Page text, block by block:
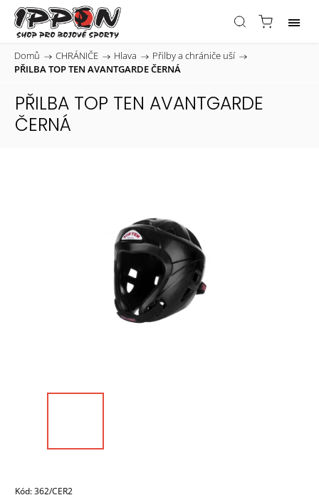
Domů / CHRÁNIČE / Hlava / Přilby a chrániče uší /
PŘILBA TOP TEN AVANTGARDE ČERNÁ
PŘILBA TOP TEN AVANTGARDE
ČERNÁ
Kód:362/CER2